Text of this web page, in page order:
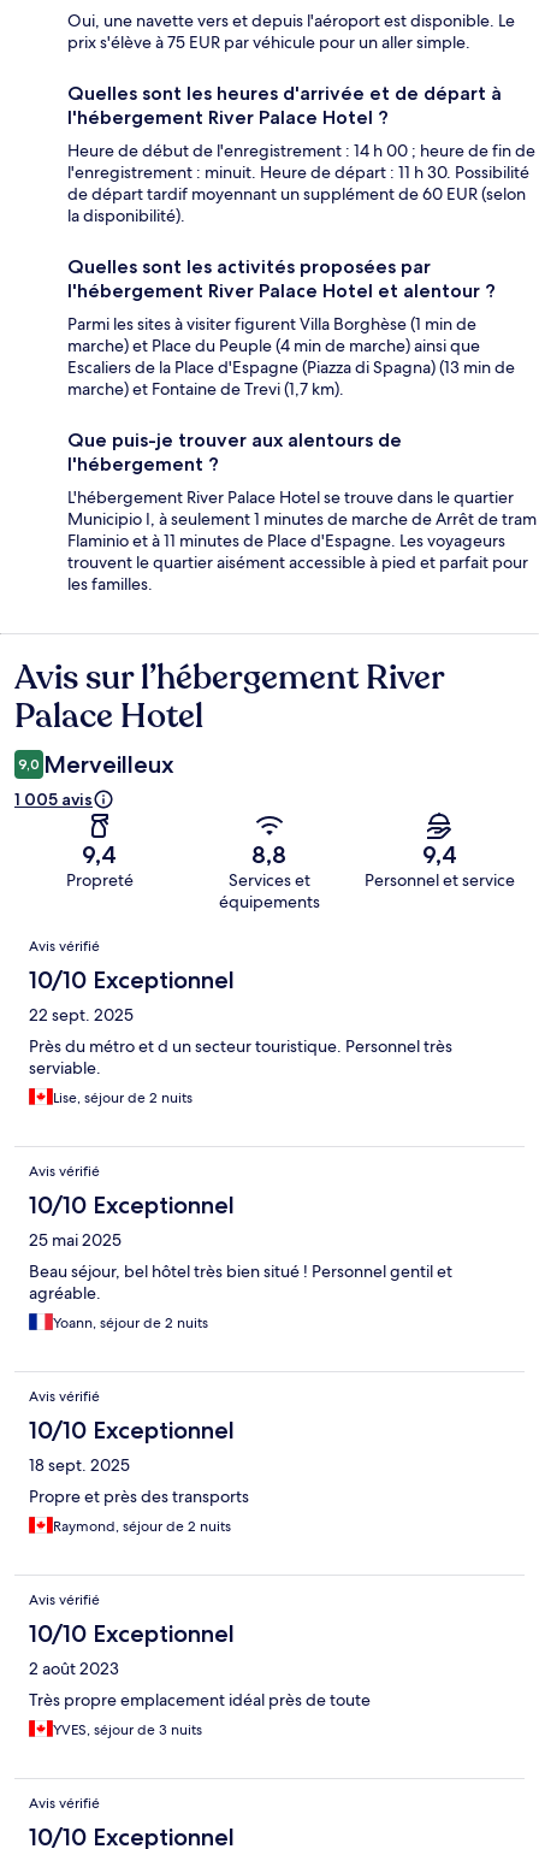
Oui, une navette vers et depuis l'aéroport est disponible. Le
prix s'élève à 75 EUR par véhicule pour un aller simple.
Quelles sont les heures d'arrivée et de départ à
l'hébergement River Palace Hotel ?
Heure de début de l'enregistrement : 14 h 00 ; heure de fin de
l'enregistrement : minuit. Heure de départ : 11 h 30. Possibilité
de départ tardif moyennant un supplément de 60 EUR (selon
la disponibilité).
Quelles sont les activités proposées par
l'hébergement River Palace Hotel et alentour ?
Parmi les sites à visiter figurent Villa Borghèse (1 min de
marche) et Place du Peuple (4 min de marche) ainsi que
Escaliers de la Place d'Espagne (Piazza di Spagna) (13 min de
marche) et Fontaine de Trevi (1,7 km).
Que puis-je trouver aux alentours de
l'hébergement ?
L'hébergement River Palace Hotel se trouve dans le quartier
Municipio I, à seulement 1 minutes de marche de Arrêt de tram
Flaminio et à 11 minutes de Place d'Espagne. Les voyageurs
trouvent le quartier aisément accessible à pied et parfait pour
les familles.
Avis
Avis sur l’hébergement River
Palace Hotel
9,0 Merveilleux
1 005 avis
9,4
Propreté
8,8
Services et
équipements
9,4
Personnel et service
Avis
Avis vérifié
10/10 Exceptionnel
22 sept. 2025
Près du métro et d un secteur touristique. Personnel très
serviable.
Lise, séjour de 2 nuits
Avis vérifié
10/10 Exceptionnel
25 mai 2025
Beau séjour, bel hôtel très bien situé ! Personnel gentil et
agréable.
Yoann, séjour de 2 nuits
Avis vérifié
10/10 Exceptionnel
18 sept. 2025
Propre et près des transports
Raymond, séjour de 2 nuits
Avis vérifié
10/10 Exceptionnel
2 août 2023
Très propre emplacement idéal près de toute
YVES, séjour de 3 nuits
Avis vérifié
10/10 Exceptionnel